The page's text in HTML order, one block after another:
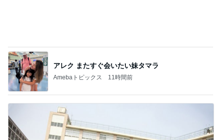
皆が羨む大学に25年勤めた幸運
Amebaトピックス